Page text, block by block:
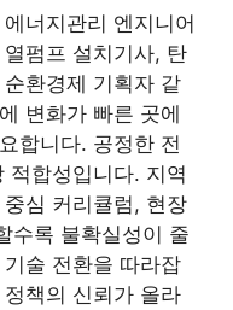
너지관리 엔지니어
펌프 설치기사, 탄
환경제 기획자 같
변화가 빠른 곳에
합니다. 공정한 전
적합성입니다. 지역
심 커리큘럼, 현장
수록 불확실성이 줄
술 전환을 따라잡
책의 신뢰가 올라